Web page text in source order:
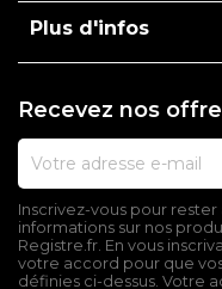
Plus d'infos
Recevez nos
Inscrivez-vous pour
informations sur nos
Registre.fr. En vous
votre accord pour que
définies ci-dessus. Votre